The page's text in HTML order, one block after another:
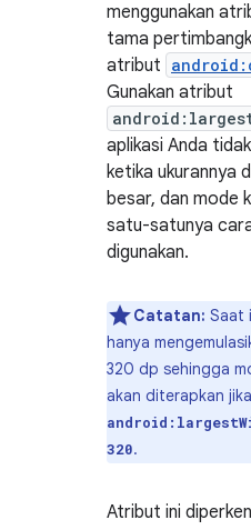
menggunakan
tama
atribut
Gunakan atribut
aplikasi Anda
ketika ukurannya
besar, dan mode
satu-satunya
digunakan.
Catatan: Saat
hanya
320 dp sehingga
akan diterapkan
320.
Atribut ini